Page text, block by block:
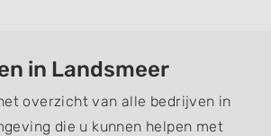
in Landsmeer
overzicht van alle bedrijven in
die u kunnen helpen met